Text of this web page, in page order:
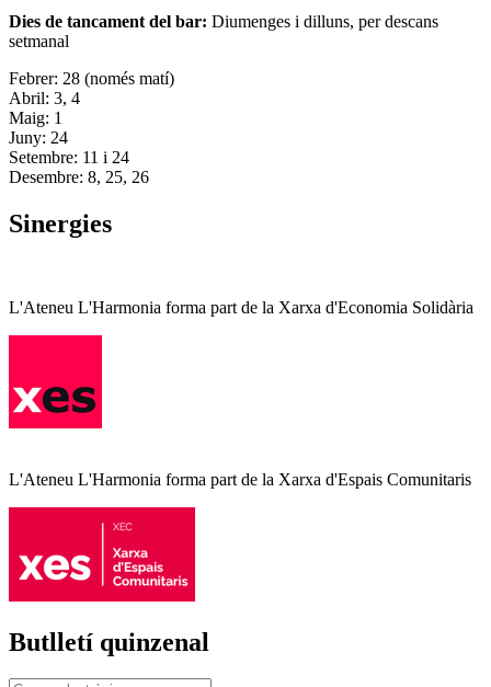
Dies de tancament del bar: Diumenges i dilluns, per descans
setmanal
Febrer: 28 (només matí)
Abril: 3, 4
Maig: 1
Juny: 24
Setembre: 11 i 24
Desembre: 8, 25, 26
Sinergies
L'Ateneu L'Harmonia forma part de la Xarxa d'Economia Solidària
L'Ateneu L'Harmonia forma part de la Xarxa d'Espais Comunitaris
Butlletí quinzenal